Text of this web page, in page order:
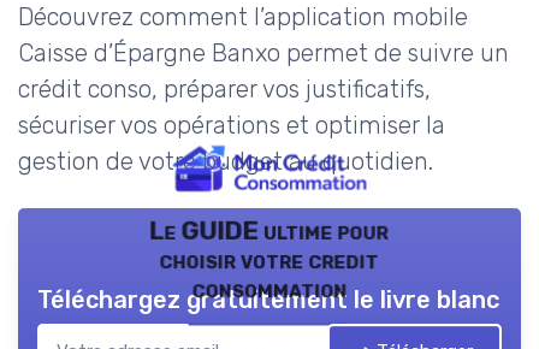
Découvrez comment l’application mobile
Caisse d’Épargne Banxo permet de suivre un
crédit conso, préparer vos justificatifs,
sécuriser vos opérations et optimiser la
gestion de votre budget au quotidien.
Le GUIDE ultime pour
choisir votre credit
consommation
Téléchargez gratuitement le livre blanc